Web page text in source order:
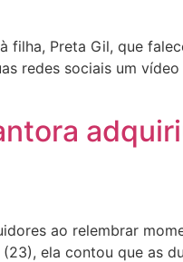
filha, Preta Gil, que
redes sociais um
ao relembrar
ela contou que as